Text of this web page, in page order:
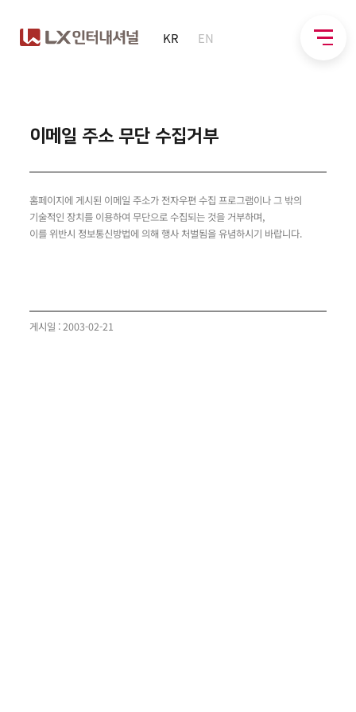
KR EN
이메일 주소 무단 수집거부
홈페이지에 게시된 이메일 주소가 전자우편 수집 프로그램이나 그 밖의
기술적인 장치를 이용하여 무단으로 수집되는 것을 거부하며,
이를 위반시 정보통신방법에 의해 행사 처벌됨을 유념하시기 바랍니다.
게시일 : 2003-02-21